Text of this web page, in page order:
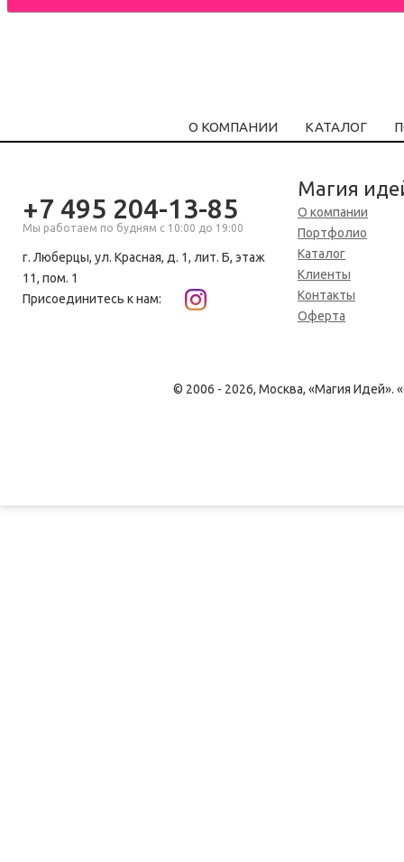
О КОМПАНИИ КАТАЛОГ
+7 495 204-13-85
Мы работаем по будням с 10:00 до 19:00
г. Люберцы, ул. Красная, д. 1, лит. Б, этаж
11, пом. 1
Присоединитесь к нам:
Магия
О компании
Портфолио
Каталог
Клиенты
Контакты
Оферта
© 2006 - 2026, Москва, «Магия Идей».